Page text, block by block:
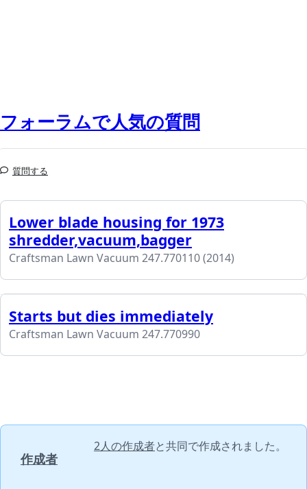
フォーラムで人気の質問
質問する
Lower blade housing for 1973
shredder,vacuum,bagger
Craftsman Lawn Vacuum 247.770110 (2014)
Starts but dies immediately
Craftsman Lawn Vacuum 247.770990
作成者
2人の作成者と共同で作成されました。